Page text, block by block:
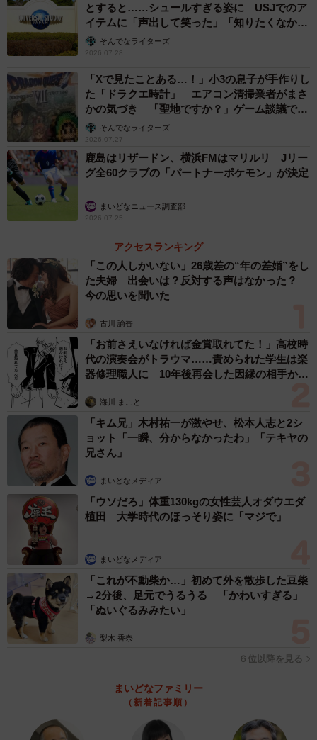
とすると……シュールすぎる姿に USJでのア
イテムに「声出して笑った」「知りたくなかっ
た真実」
そんでなライターズ
2026.07.28
「Xで見たことある…！」小3の息子が手作りし
た「ドラクエ時計」 エアコン清掃業者がまさ
かの気づき 「聖地ですか？」ゲーム談議で大
盛り上がり
そんでなライターズ
2026.07.27
鹿島はリザードン、横浜FMはマリルリ Jリー
グ全60クラブの「パートナーポケモン」が決定
まいどなニュース調査部
2026.07.25
アクセスランキング
「この人しかいない」26歳差の“年の差婚”をし
た夫婦 出会いは？反対する声はなかった？
今の思いを聞いた
古川 諭香
「お前さえいなければ金賞取れてた！」高校時
代の演奏会がトラウマ……責められた学生は楽
器修理職人に 10年後再会した因縁の相手から
海川 まこと
「キム兄」木村祐一が激やせ、松本人志と2シ
ョット「一瞬、分からなかったわ」「テキヤの
兄さん」
まいどなメディア
「ウソだろ」体重130kgの女性芸人オダウエダ
植田 大学時代のほっそり姿に「マジで」
まいどなメディア
「これが不動柴か…」初めて外を散歩した豆柴
→2分後、足元でうるうる 「かわいすぎる」
「ぬいぐるみみたい」
梨木 香奈
６位以降を見る
まいどなファミリー
（新着記事順）